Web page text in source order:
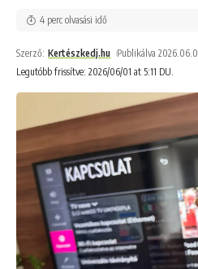
Legutóbb frissítve: 2026/06/01 at 5:11 DU.
Szerző: Kertészkedj.hu Publikálva
4 perc olvasási idő